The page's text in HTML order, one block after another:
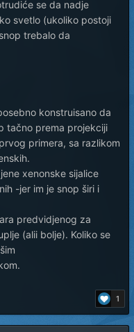
se da nadje
svetlo (ukoliko postoji
trebalo da
konstruisano da
tačno prema projekciji
primera, sa razlikom
xenonske sijalice
-jer im je snop širi i
predvidjenog za
(alii bolje). Koliko se
1